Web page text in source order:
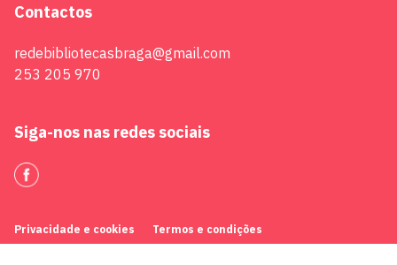
Contactos
redebibliotecasbraga@gmail.com
253 205 970
Siga-nos nas redes sociais
Privacidade e cookies Termos e condições